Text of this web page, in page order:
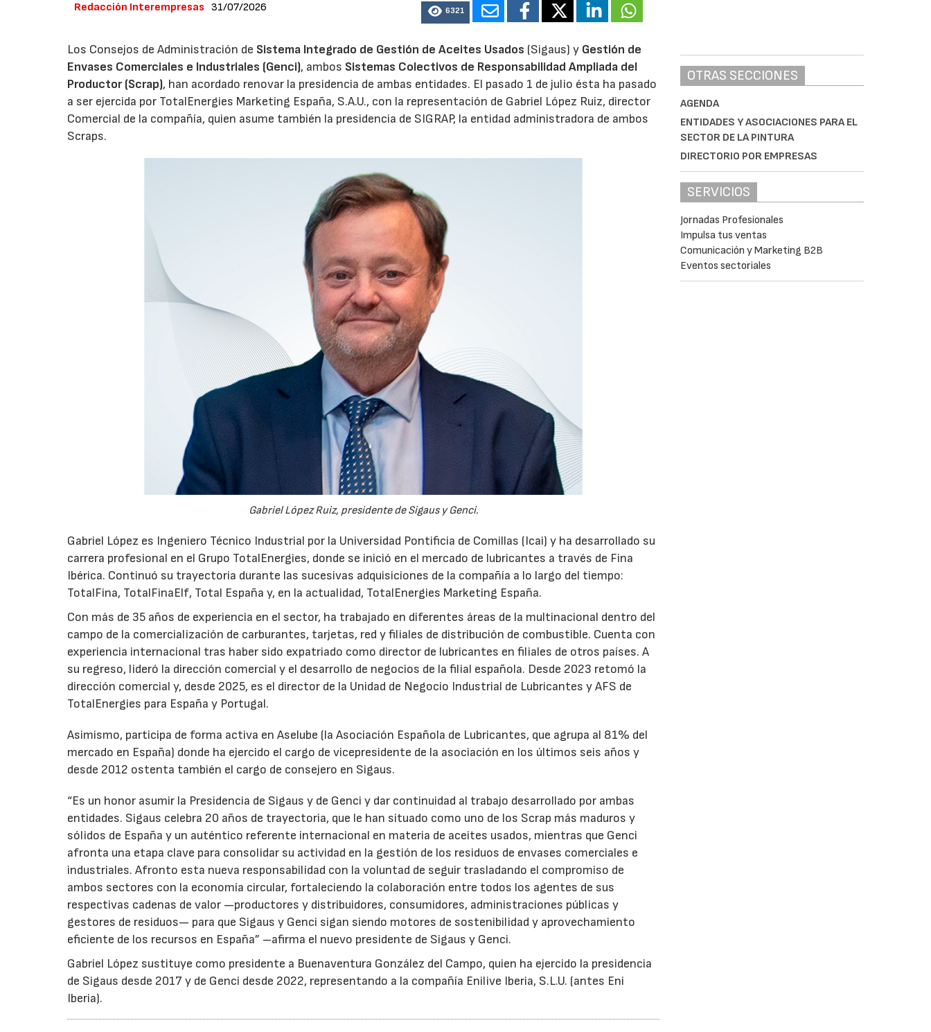
Redacción Interempresas 31/07/2026 6321
Los Consejos de Administración de Sistema Integrado de Gestión de Aceites Usados (Sigaus) y Gestión de
Envases Comerciales e Industriales (Genci), ambos Sistemas Colectivos de Responsabilidad Ampliada del
Productor (Scrap), han acordado renovar la presidencia de ambas entidades. El pasado 1 de julio ésta ha pasado
a ser ejercida por TotalEnergies Marketing España, S.A.U., con la representación de Gabriel López Ruiz, director
Comercial de la compañía, quien asume también la presidencia de SIGRAP, la entidad administradora de ambos
Scraps.
Gabriel López Ruiz, presidente de Sigaus y Genci.
Gabriel López es Ingeniero Técnico Industrial por la Universidad Pontificia de Comillas (Icai) y ha desarrollado su
carrera profesional en el Grupo TotalEnergies, donde se inició en el mercado de lubricantes a través de Fina
Ibérica. Continuó su trayectoria durante las sucesivas adquisiciones de la compañía a lo largo del tiempo:
TotalFina, TotalFinaElf, Total España y, en la actualidad, TotalEnergies Marketing España.
Con más de 35 años de experiencia en el sector, ha trabajado en diferentes áreas de la multinacional dentro del
campo de la comercialización de carburantes, tarjetas, red y filiales de distribución de combustible. Cuenta con
experiencia internacional tras haber sido expatriado como director de lubricantes en filiales de otros países. A
su regreso, lideró la dirección comercial y el desarrollo de negocios de la filial española. Desde 2023 retomó la
dirección comercial y, desde 2025, es el director de la Unidad de Negocio Industrial de Lubricantes y AFS de
TotalEnergies para España y Portugal.
Asimismo, participa de forma activa en Aselube (la Asociación Española de Lubricantes, que agrupa al 81% del
mercado en España) donde ha ejercido el cargo de vicepresidente de la asociación en los últimos seis años y
desde 2012 ostenta también el cargo de consejero en Sigaus.
“Es un honor asumir la Presidencia de Sigaus y de Genci y dar continuidad al trabajo desarrollado por ambas
entidades. Sigaus celebra 20 años de trayectoria, que le han situado como uno de los Scrap más maduros y
sólidos de España y un auténtico referente internacional en materia de aceites usados, mientras que Genci
afronta una etapa clave para consolidar su actividad en la gestión de los residuos de envases comerciales e
industriales. Afronto esta nueva responsabilidad con la voluntad de seguir trasladando el compromiso de
ambos sectores con la economía circular, fortaleciendo la colaboración entre todos los agentes de sus
respectivas cadenas de valor —productores y distribuidores, consumidores, administraciones públicas y
gestores de residuos— para que Sigaus y Genci sigan siendo motores de sostenibilidad y aprovechamiento
eficiente de los recursos en España” –afirma el nuevo presidente de Sigaus y Genci.
Gabriel López sustituye como presidente a Buenaventura González del Campo, quien ha ejercido la presidencia
de Sigaus desde 2017 y de Genci desde 2022, representando a la compañía Enilive Iberia, S.L.U. (antes Eni
Iberia).
OTRAS SECCIONES
AGENDA
ENTIDADES Y ASOCIACIONES PARA EL
SECTOR DE LA PINTURA
DIRECTORIO POR EMPRESAS
SERVICIOS
Jornadas Profesionales
Impulsa tus ventas
Comunicación y Marketing B2B
Eventos sectoriales